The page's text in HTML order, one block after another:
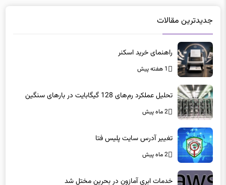
جدیدترین مقالات
راهنمای خرید اسکنر
1 هفته پیش
تحلیل عملکرد رم‌های 128 گیگابایت در بارهای سنگین
2 ماه پیش
تغییر آدرس سایت پلیس فتا
2 ماه پیش
خدمات ابری آمازون در بحرین مختل شد